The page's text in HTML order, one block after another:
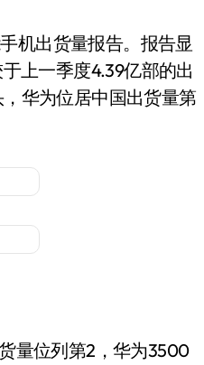
上一季度4.39亿部的出
华为位居中国出货量第
量位列第2，华为3500